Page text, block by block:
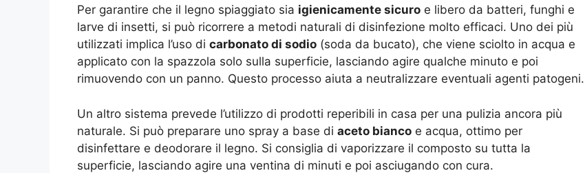
Per garantire che il legno spiaggiato sia igienicamente sicuro e libero da batteri, funghi e
larve di insetti, si può ricorrere a metodi naturali di disinfezione molto efficaci. Uno dei più
utilizzati implica l’uso di carbonato di sodio (soda da bucato), che viene sciolto in acqua e
applicato con la spazzola solo sulla superficie, lasciando agire qualche minuto e poi
rimuovendo con un panno. Questo processo aiuta a neutralizzare eventuali agenti patogeni.
Un altro sistema prevede l’utilizzo di prodotti reperibili in casa per una pulizia ancora più
naturale. Si può preparare uno spray a base di aceto bianco e acqua, ottimo per
disinfettare e deodorare il legno. Si consiglia di vaporizzare il composto su tutta la
superficie, lasciando agire una ventina di minuti e poi asciugando con cura.